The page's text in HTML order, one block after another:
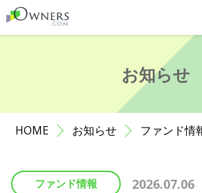
会員登録がお済みでない方はこちら
お知らせ
サポート
お知らせ
HOME お知らせ ファンド情
ファンド情報 2026.07.06